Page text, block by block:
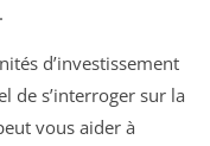
d’investissement
de s’interroger sur la
vous aider à